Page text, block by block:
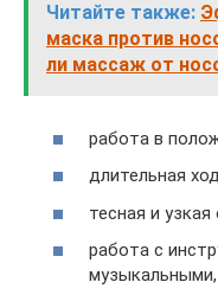
Читайте также:
маска против
ли массаж от
работа в
длительная
тесная и узкая
работа с